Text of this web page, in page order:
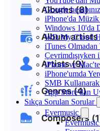
Google
iPhone'da
Windows 10'da
WD My Cloud
iTunes
iPhone ve
iPhone'umda
SMB Kullanarak
App Store'dan
Sıkça Sorulan Sorular
Evermusic